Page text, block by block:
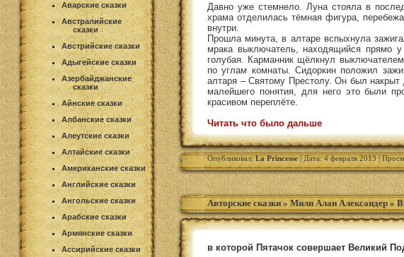
Аварские сказки
Австралийские
сказки
Австрийские сказки
Адыгейские сказки
Азербайджанские
сказки
Айнские сказки
Албанские сказки
Алеутские сказки
Алтайские сказки
Американские сказки
Английские сказки
Ангольские сказки
Арабские сказки
Армянские сказки
Ассирийские сказки
Давно уже стемнело. Луна стояла в
храма отделилась тёмная фигура,
внутри.
Прошла минута, в алтаре вспыхнула
мрака выключатель, находящийся прямо
голубая. Карманник щёлкнул
по углам комнаты. Сидоркин положил
алтаря – Святому Престолу. Он был
малейшего понятия, для него это были
красивом переплёте.
Читать что было дальше
Опубликовал:La Princesse| Дата: 4 февраля 2013 |
Авторские сказки » Милн Алан Александер »
в которой Пятачок совершает Великий